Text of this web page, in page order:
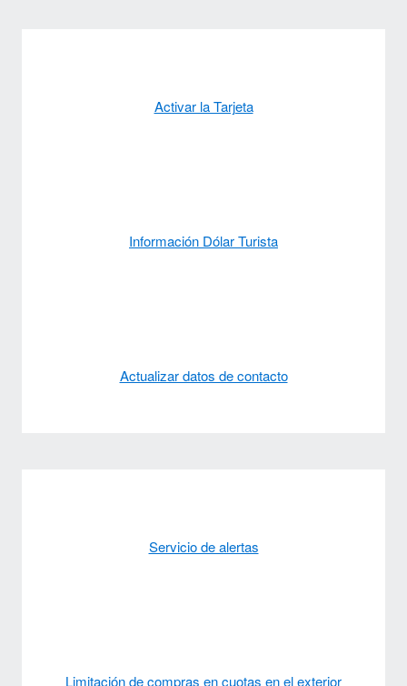
Activar la Tarjeta
Información Dólar Turista
Actualizar datos de contacto
Servicio de alertas
Limitación de compras en cuotas en el exterior